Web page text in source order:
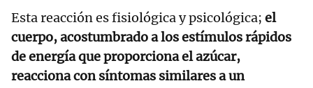
Esta reacción es fisiológica y psicológica; el
cuerpo, acostumbrado a los estímulos rápidos
de energía que proporciona el azúcar,
reacciona con síntomas similares a un